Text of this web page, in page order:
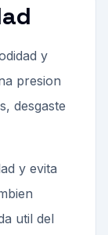
y
presion
desgaste
y evita
util del